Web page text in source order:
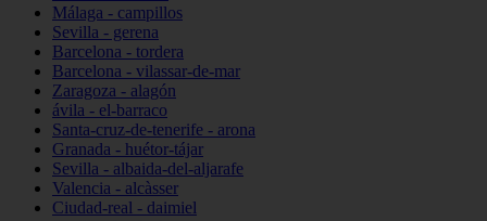
Málaga - campillos
Sevilla - gerena
Barcelona - tordera
Barcelona - vilassar-de-mar
Zaragoza - alagón
ávila - el-barraco
Santa-cruz-de-tenerife - arona
Granada - huétor-tájar
Sevilla - albaida-del-aljarafe
Valencia - alcàsser
Ciudad-real - daimiel